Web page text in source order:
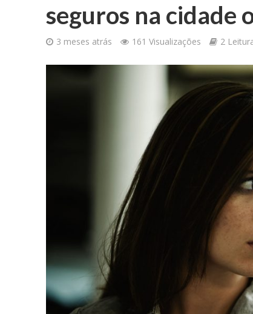
seguros na cidade
3 meses atrás 161 Visualizações 2